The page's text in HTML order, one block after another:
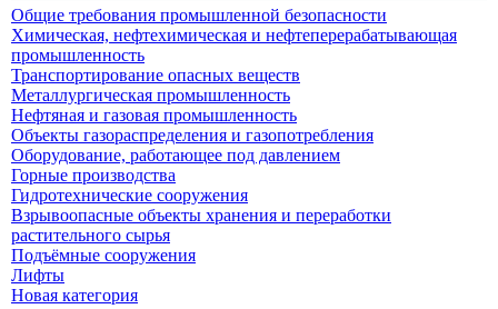
Общие требования промышленной безопасности
Химическая, нефтехимическая и нефтеперерабатывающая
промышленность
Транспортирование опасных веществ
Металлургическая промышленность
Нефтяная и газовая промышленность
Объекты газораспределения и газопотребления
Оборудование, работающее под давлением
Горные производства
Гидротехнические сооружения
Взрывоопасные объекты хранения и переработки
растительного сырья
Подъёмные сооружения
Лифты
Новая категория